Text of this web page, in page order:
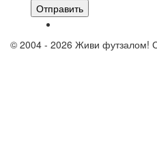
Отправить
© 2004 - 2026 Живи футзалом!